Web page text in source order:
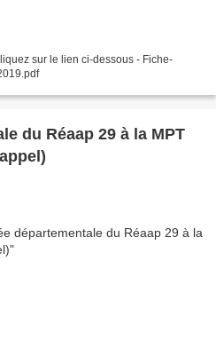
sur le lien ci-dessous - Fiche-
du Réaap 29 à la MPT